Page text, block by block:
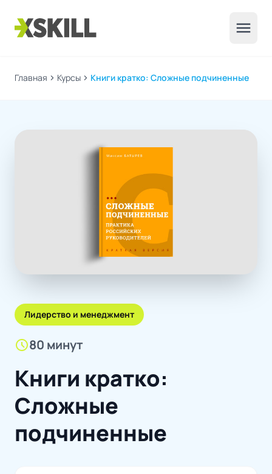
menu
Главная chevron_right Курсы chevron_right Книги кратко: Сложные подчиненные
Лидерство и менеджмент
schedule80 минут
Книги кратко:
Сложные
подчиненные